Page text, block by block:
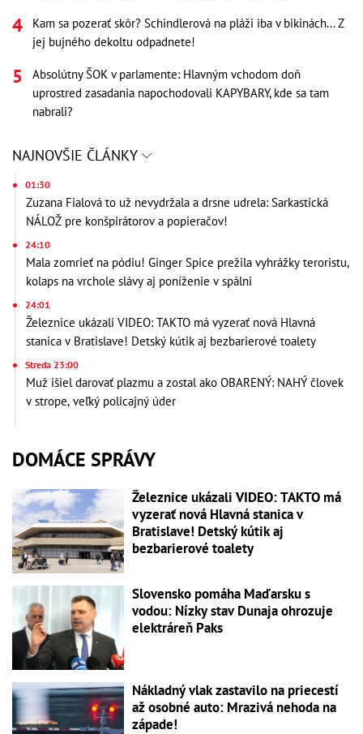
Kam sa pozerať skôr? Schindlerová na pláži iba v bikinách... Z
jej bujného dekoltu odpadnete!
Absolútny ŠOK v parlamente: Hlavným vchodom doň
uprostred zasadania napochodovali KAPYBARY, kde sa tam
nabrali?
NAJNOVŠIE ČLÁNKY
01:30
Zuzana Fialová to už nevydržala a drsne udrela: Sarkastická
NÁLOŽ pre konšpirátorov a popieračov!
24:10
Mala zomrieť na pódiu! Ginger Spice prežila vyhrážky teroristu,
kolaps na vrchole slávy aj poníženie v spálni
24:01
Železnice ukázali VIDEO: TAKTO má vyzerať nová Hlavná
stanica v Bratislave! Detský kútik aj bezbarierové toalety
Streda 23:00
Muž išiel darovať plazmu a zostal ako OBARENÝ: NAHÝ človek
v strope, veľký policajný úder
DOMÁCE SPRÁVY
Železnice ukázali VIDEO: TAKTO má
vyzerať nová Hlavná stanica v
Bratislave! Detský kútik aj
bezbarierové toalety
Slovensko pomáha Maďarsku s
vodou: Nízky stav Dunaja ohrozuje
elektráreň Paks
Nákladný vlak zastavilo na priecestí
až osobné auto: Mrazivá nehoda na
západe!